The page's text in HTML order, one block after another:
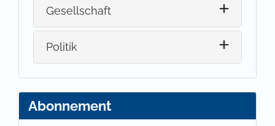
Gesellschaft
Politik
Abonnement